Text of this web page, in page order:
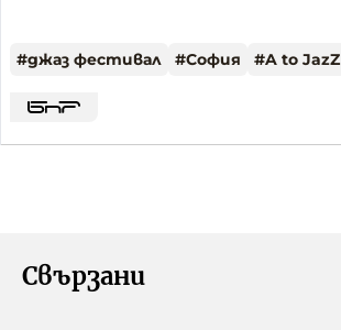
#джаз фестивал #София #A to JazZ
Свързани